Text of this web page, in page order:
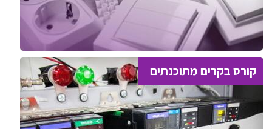
קורס בקרים מתוכנתים